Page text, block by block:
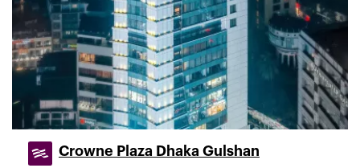
Crowne Plaza Dhaka Gulshan